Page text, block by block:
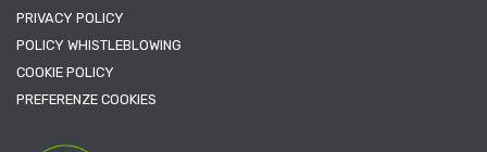
PRIVACY POLICY
POLICY WHISTLEBLOWING
COOKIE POLICY
PREFERENZE COOKIES